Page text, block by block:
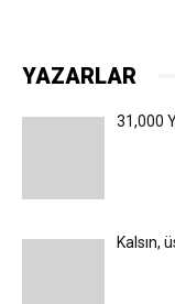
YAZARLAR
31,000
Kalsın,